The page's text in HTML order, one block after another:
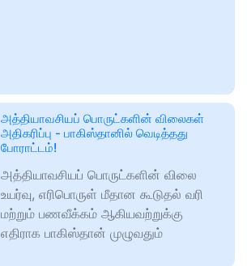
அத்தியாவசியப் பொருட்களின் விலைகள்
அதிகரிப்பு - பாகிஸ்தானில் வெடித்தது
போராட்டம்!
அத்தியாவசியப் பொருட்களின் விலை
உயர்வு, எரிபொருள் மீதான கூடுதல் வரி
மற்றும் பணவீக்கம் ஆகியவற்றுக்கு
எதிராக பாகிஸ்தான் முழுவதும்